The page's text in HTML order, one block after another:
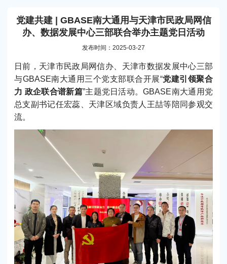
党建共建 | GBASE南大通用与天津市民政局网信
办、数据发展中心三部联合举办主题党日活动
发布时间：2025-03-27
日前，天津市民政局网信办、天津市数据发展中心三部
与GBASE南大通用三个党支部联合开展“党建引领聚合
力 政企联合谱新篇”主题党日活动。GBASE南大通用党
总支副书记任宏蕊、天津区域负责人王喆等陪同参观交
流。